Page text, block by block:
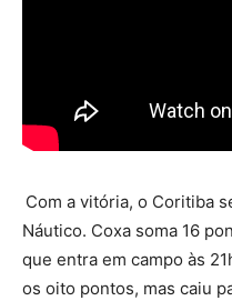
Com a vitória, o Coritiba
Náutico. Coxa soma 16
que entra em campo às
os oito pontos, mas caiu